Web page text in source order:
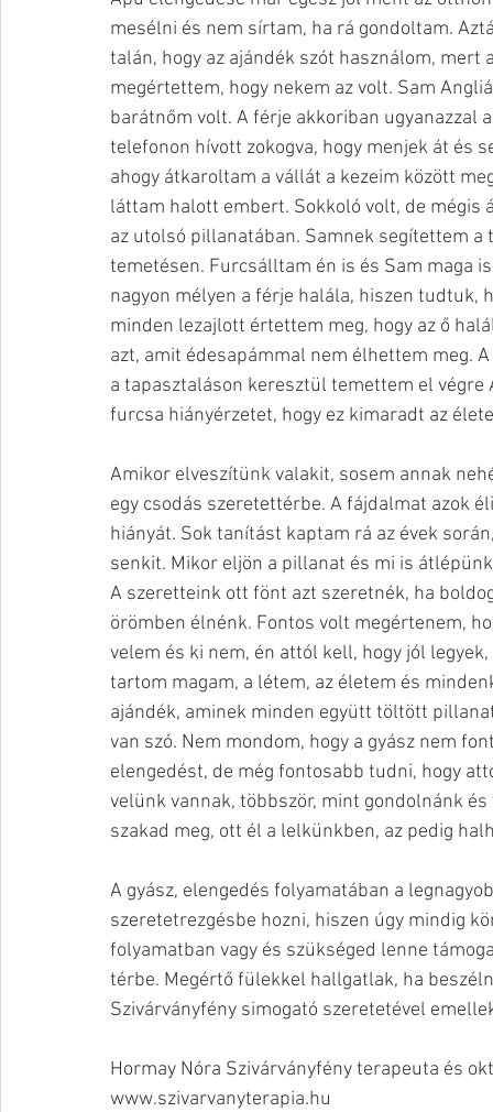
mesélni és nem sírtam, ha rá gondoltam.
talán, hogy az ajándék szót használom,
megértettem, hogy nekem az volt. Sam
barátnőm volt. A férje akkoriban ugyanazzal
telefonon hívott zokogva, hogy menjek át és
ahogy átkaroltam a vállát a kezeim között
láttam halott embert. Sokkoló volt, de
az utolsó pillanatában. Samnek segítettem
temetésen. Furcsálltam én is és Sam maga
nagyon mélyen a férje halála, hiszen tudtuk,
minden lezajlott értettem meg, hogy az ő
azt, amit édesapámmal nem élhettem meg.
a tapasztaláson keresztül temettem el végre
furcsa hiányérzetet, hogy ez kimaradt az
Amikor elveszítünk valakit, sosem annak
egy csodás szeretettérbe. A fájdalmat azok
hiányát. Sok tanítást kaptam rá az évek
senkit. Mikor eljön a pillanat és mi is
A szeretteink ott fönt azt szeretnék, ha
örömben élnénk. Fontos volt megértenem,
velem és ki nem, én attól kell, hogy jól
tartom magam, a létem, az életem és
ajándék, aminek minden együtt töltött
van szó. Nem mondom, hogy a gyász nem
elengedést, de még fontosabb tudni, hogy
velünk vannak, többször, mint gondolnánk
szakad meg, ott él a lelkünkben, az pedig
A gyász, elengedés folyamatában a
szeretetrezgésbe hozni, hiszen úgy mindig
folyamatban vagy és szükséged lenne
térbe. Megértő fülekkel hallgatlak, ha
Szivárványfény simogató szeretetével
Hormay Nóra Szivárványfény terapeuta és
www.szivarvanyterapia.hu